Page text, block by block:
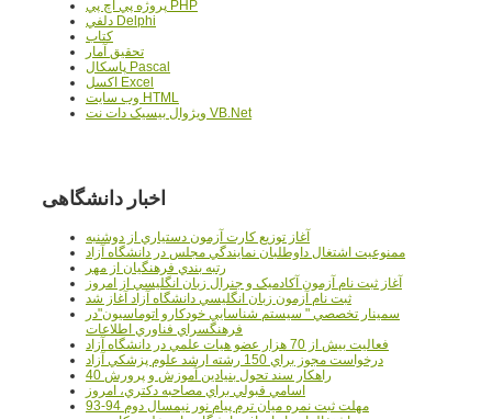
پروژه پي اچ پي PHP
دلفي Delphi
کتاب
تحقيق آمار
پاسکال Pascal
اکسل Excel
وب سايت HTML
ويژوال بيسيک دات نت VB.Net
اخبار دانشگاهی
آغاز توزيع کارت آزمون دستياري از دوشنبه
ممنوعيت اشتغال داوطلبان نمايندگي مجلس در دانشگاه آزاد
رتبه بندي فرهنگيان از مهر
آغاز ثبت نام آزمون آکادميک و جنرال زبان انگليسي از امروز
ثبت نام آزمون زبان انگليسي دانشگاه آزاد آغاز شد
سمينار تخصصي " سيستم شناسايي خودکارو اتوماسيون"در
فرهنگسراي فناوري اطلاعات
فعاليت بيش از 70 هزار عضو هيات علمي در دانشگاه آزاد
درخواست مجوز براي 150 رشته ارشد علوم پزشکي آزاد
40 راهکار سند تحول بنيادين آموزش و پرورش
اسامي قبولي براي مصاحبه دکتري، امروز
مهلت ثبت نمره میان ترم پیام نور نیمسال دوم 94-93